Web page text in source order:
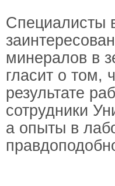
Специалисты
минералов в
гласит о том,
результате
сотрудники
а опыты в